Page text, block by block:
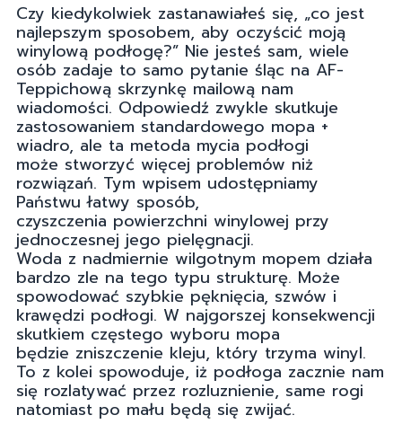
Czy kiedykolwiek zastanawiałeś się, „co jest
najlepszym sposobem, aby oczyścić moją
winylową podłogę?” Nie jesteś sam, wiele
osób zadaje to samo pytanie śląc na AF-
Teppichową skrzynkę mailową nam
wiadomości. Odpowiedź zwykle skutkuje
zastosowaniem standardowego mopa +
wiadro, ale ta metoda mycia podłogi
może stworzyć więcej problemów niż
rozwiązań. Tym wpisem udostępniamy
Państwu łatwy sposób,
czyszczenia powierzchni winylowej przy
jednoczesnej jego pielęgnacji.
Woda z nadmiernie wilgotnym mopem działa
bardzo zle na tego typu strukturę. Może
spowodować szybkie pęknięcia, szwów i
krawędzi podłogi. W najgorszej konsekwencji
skutkiem częstego wyboru mopa
będzie zniszczenie kleju, który trzyma winyl.
To z kolei spowoduje, iż podłoga zacznie nam
się rozlatywać przez rozluznienie, same rogi
natomiast po mału będą się zwijać.